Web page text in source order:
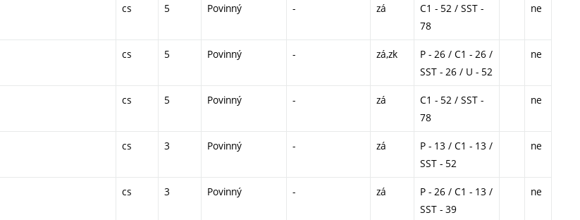
cs 5 Povinný - zá
C1 - 52 / SST -
78
ne
cs 5 Povinný - zá,zk
P - 26 / C1 - 26 /
SST - 26 / U - 52
ne
cs 5 Povinný - zá
C1 - 52 / SST -
78
ne
cs 3 Povinný - zá
P - 13 / C1 - 13 /
SST - 52
ne
cs 3 Povinný - zá
P - 26 / C1 - 13 /
SST - 39
ne